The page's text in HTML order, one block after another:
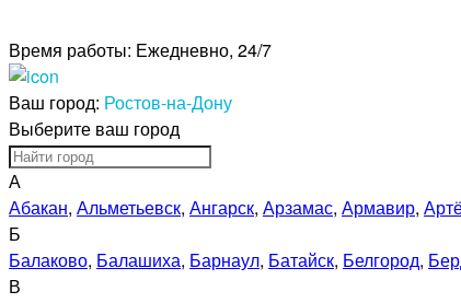
Время работы: Ежедневно, 24/7
Ваш город: Ростов-на-Дону
Выберите ваш город
А
Абакан, Альметьевск, Ангарск, Арзамас, Армавир,
Б
Балаково, Балашиха, Барнаул, Батайск, Белгород,
В